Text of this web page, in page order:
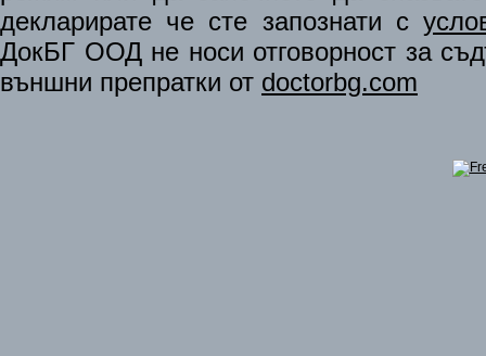
декларирате че сте запознати с
ДокБГ ООД не носи отговорност за
външни препратки от doctorbg.com